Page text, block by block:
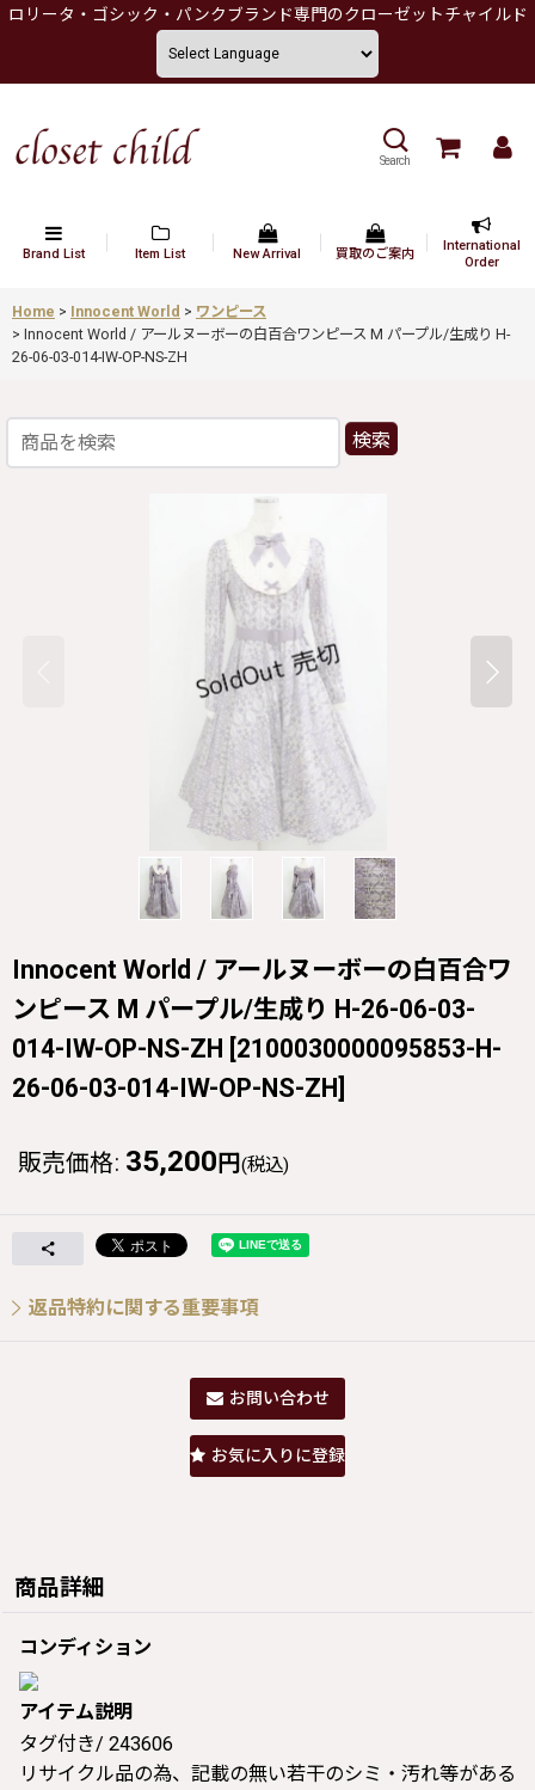
ロリータ・ゴシック・パンクブランド専門のクローゼットチャイルド
Search
Brand List Item List New Arrival 買取のご案内
International
Order
Home > Innocent World > ワンピース
> Innocent World / アールヌーボーの白百合ワンピース M パープル/生成り H-
26-06-03-014-IW-OP-NS-ZH
検索
Innocent World / アールヌーボーの白百合ワ
ンピース M パープル/生成り H-26-06-03-
014-IW-OP-NS-ZH [2100030000095853-H-
26-06-03-014-IW-OP-NS-ZH]
販売価格: 35,200 円 (税込)
返品特約に関する重要事項
お問い合わせ
お気に入りに登録
商品詳細
コンディション
アイテム説明
タグ付き/ 243606
リサイクル品の為、記載の無い若干のシミ・汚れ等がある